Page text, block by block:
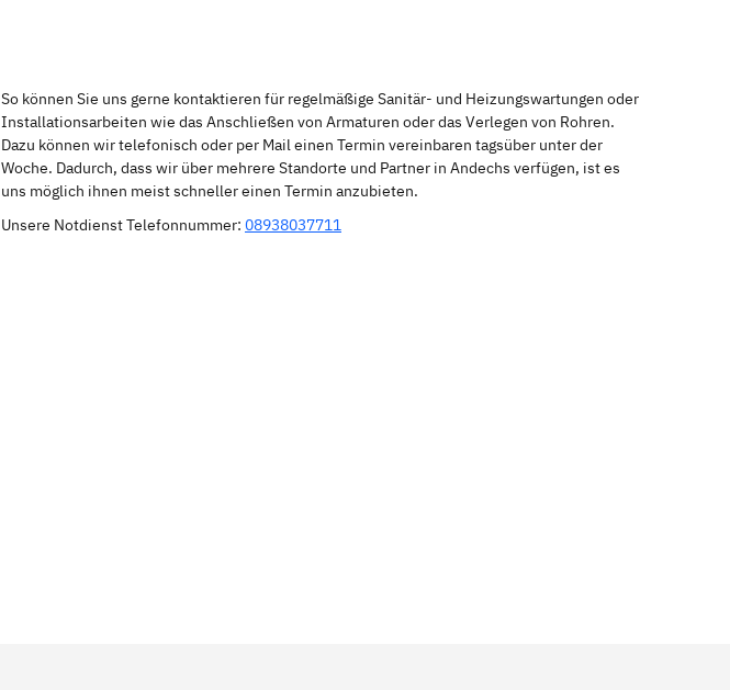
So können Sie uns gerne kontaktieren für regelmäßige Sanitär- und Heizungswartungen oder
Installationsarbeiten wie das Anschließen von Armaturen oder das Verlegen von Rohren.
Dazu können wir telefonisch oder per Mail einen Termin vereinbaren tagsüber unter der
Woche. Dadurch, dass wir über mehrere Standorte und Partner in Andechs verfügen, ist es
uns möglich ihnen meist schneller einen Termin anzubieten.
Unsere Notdienst Telefonnummer: 08938037711